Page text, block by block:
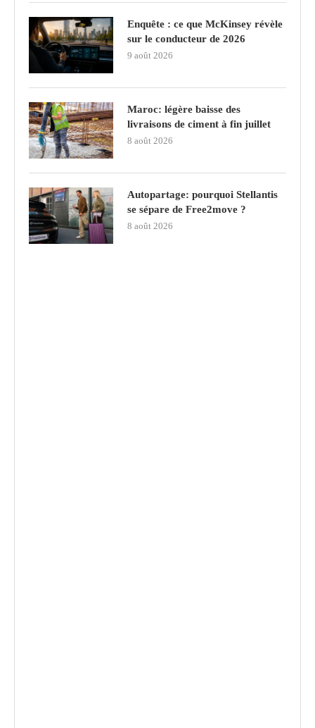
Enquête : ce que McKinsey révèle
sur le conducteur de 2026
9 août 2026
Maroc: légère baisse des
livraisons de ciment à fin juillet
8 août 2026
Autopartage: pourquoi Stellantis
se sépare de Free2move ?
8 août 2026